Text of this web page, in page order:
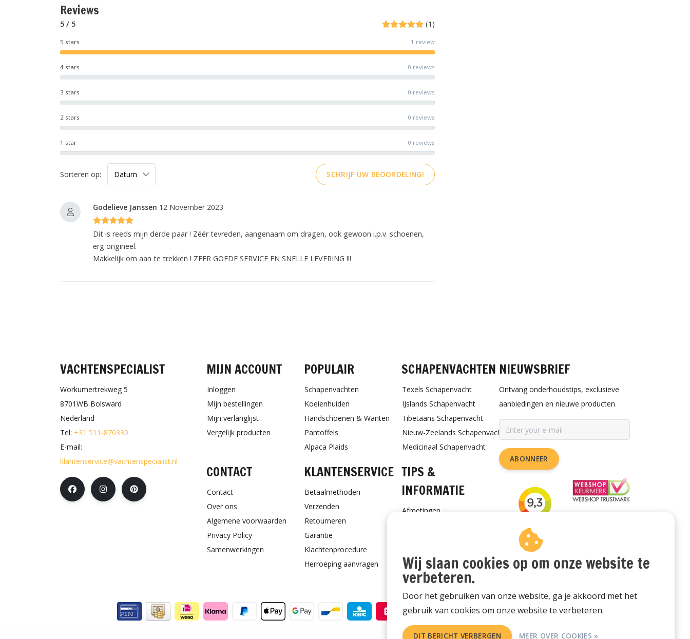
Reviews
5 / 5 (1)
1 star 0 reviews
2 stars 0 reviews
3 stars 0 reviews
4 stars 0 reviews
5 stars 1 review
Sorteren op: SCHRIJF UW BEOORDELING!
Godelieve Janssen 12 November 2023
Dit is reeds mijn derde paar ! Zéér tevreden, aangenaam om dragen, ook gewoon i.p.v. schoenen,
erg origineel.
Makkelijk om aan te trekken ! ZEER GOEDE SERVICE EN SNELLE LEVERING !!!
VACHTENSPECIALIST
Workumertrekweg 5
8701WB Bolsward
Nederland
Tel: +31 511-870330
E-mail:
klantenservice@vachtenspecialist.nl
MIJN ACCOUNT
Inloggen
Mijn bestellingen
Mijn verlanglijst
Vergelijk producten
POPULAIR
Schapenvachten
Koeienhuiden
Handschoenen & Wanten
Pantoffels
Alpaca Plaids
SCHAPENVACHTEN
Texels Schapenvacht
IJslands Schapenvacht
Tibetaans Schapenvacht
Nieuw-Zeelands Schapenvacht
Medicinaal Schapenvacht
CONTACT
Contact
Over ons
Algemene voorwaarden
Privacy Policy
Samenwerkingen
KLANTENSERVICE
Betaalmethoden
Verzenden
Retourneren
Garantie
Klachtenprocedure
Herroeping aanvragen
TIPS &
INFORMATIE
Afmetingen
Cadeaubon
NIEUWSBRIEF
Ontvang onderhoudstips, exclusieve
aanbiedingen en nieuwe producten
ABONNEER
Wij slaan cookies op om onze website te
verbeteren.
Door het gebruiken van onze website, ga je akkoord met het
gebruik van cookies om onze website te verbeteren.
DIT BERICHT VERBERGEN MEER OVER COOKIES »